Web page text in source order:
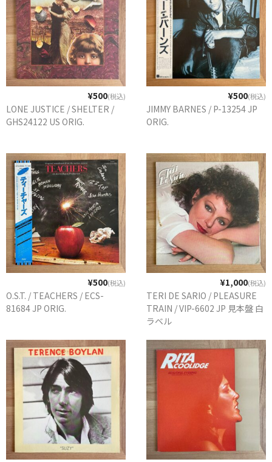
Webのみ no.4
売り切れ
Help
送料
商品の発送
返品
コンディション
Privacy Policy
特定商取引法に基づく表示
Contact
¥500(税込)
LONE JUSTICE / SHELTER /
GHS24122 US ORIG.
¥500(税込)
JIMMY BARNES / P-13254 JP
ORIG.
¥500(税込)
O.S.T. / TEACHERS / ECS-
81684 JP ORIG.
¥1,000(税込)
TERI DE SARIO / PLEASURE
TRAIN / VIP-6602 JP 見本盤 白
ラベル